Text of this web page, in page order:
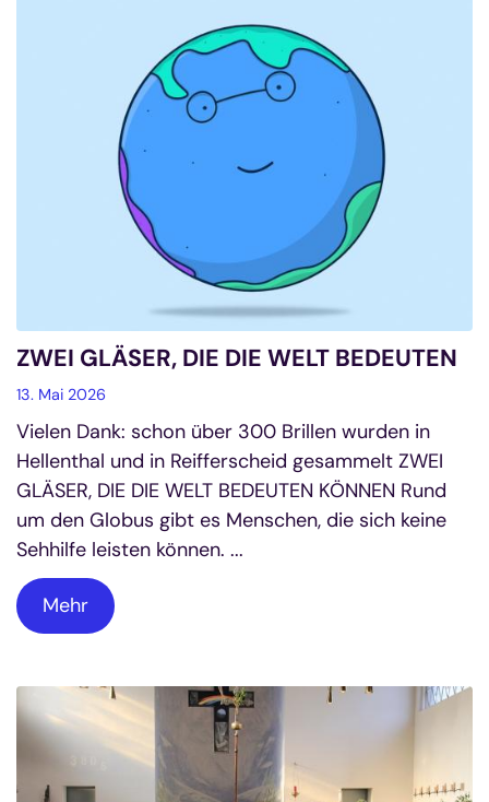
ZWEI GLÄSER, DIE DIE WELT BEDEUTEN
13. Mai 2026
Vielen Dank: schon über 300 Brillen wurden in
Hellenthal und in Reifferscheid gesammelt ZWEI
GLÄSER, DIE DIE WELT BEDEUTEN KÖNNEN Rund
um den Globus gibt es Menschen, die sich keine
Sehhilfe leisten können. ...
Mehr